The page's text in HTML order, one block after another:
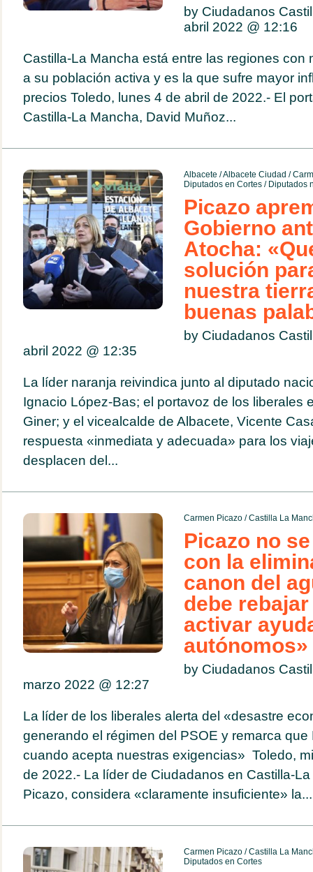
by Ciudadanos
abril 2022 @ 12:16
Castilla-La Mancha está entre las regiones con
a su población activa y es la que sufre mayor
precios Toledo, lunes 4 de abril de 2022.- El
Castilla-La Mancha, David Muñoz...
Albacete /Albacete Ciudad /
Diputados en Cortes/ Diputados
Picazo
Gobierno
Atocha:
solución
nuestra
buenas
by Ciudadanos
abril 2022 @ 12:35
La líder naranja reivindica junto al diputado
Ignacio López-Bas; el portavoz de los liberales
Giner; y el vicealcalde de Albacete, Vicente
respuesta «inmediata y adecuada» para los
desplacen del...
Carmen Picazo/Castilla La
Picazo no
con la
canon del
debe
activar
autónomos»
by Ciudadanos
marzo 2022 @ 12:27
La líder de los liberales alerta del «desastre
generando el régimen del PSOE y remarca
cuando acepta nuestras exigencias» Toledo,
de 2022.- La líder de Ciudadanos en Castilla-
Picazo, considera «claramente insuficiente» la...
Carmen Picazo/Castilla La
Diputados en Cortes